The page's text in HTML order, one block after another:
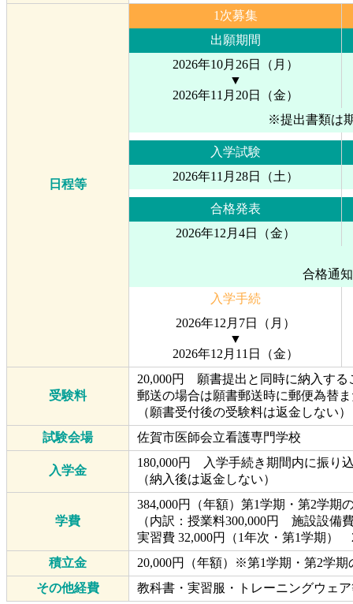
日程等
1次募集
出願期間
2026年10月26日（月）
▼
2026年11月20日（金）
※提出書類は
入学試験
2026年11月28日（土）
合格発表
2026年12月4日（金）
合格通
入学手続
2026年12月7日（月）
▼
2026年12月11日（金）
受験料
20,000円 願書提出と同時に納入する
郵送の場合は願書郵送時に郵便為替
（願書受付後の受験料は返金しない）
試験会場
佐賀市医師会立看護専門学校
入学金
180,000円 入学手続き期間内に振り
（納入後は返金しない）
学費
384,000円（年額）第1学期・第2学期
（内訳：授業料300,000円 施設設備
実習費 32,000円（1年次・第1学期）
積立金
20,000円（年額）※第1学期・第2学期
その他経費
教科書・実習服・トレーニングウェ